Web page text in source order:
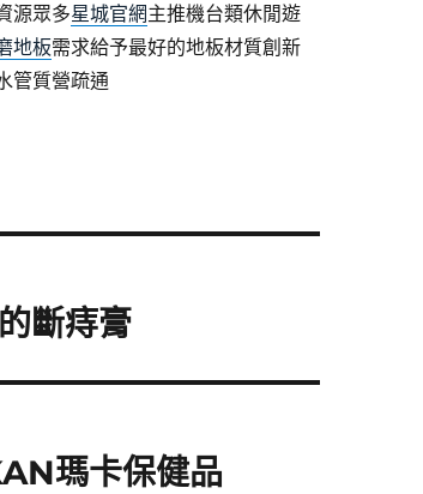
源眾多星城官網主推機台類休閒遊
地板需求給予最好的地板材質創新
管質營疏通
斷痔膏
瑪卡保健品